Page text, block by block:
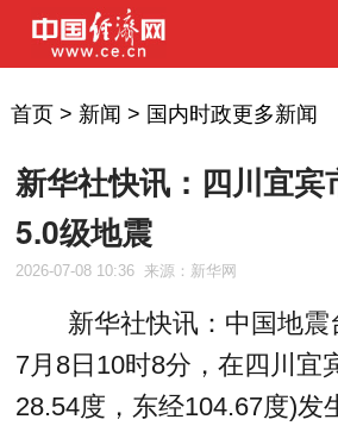
首页> 新闻 > 国内时政更多新闻
新华社快讯：四川宜宾
5.0级地震
2026-07-08 10:36 来源：新华网
新华社快讯：中国地震
7月8日10时8分，在四川宜
28.54度，东经104.67度)发